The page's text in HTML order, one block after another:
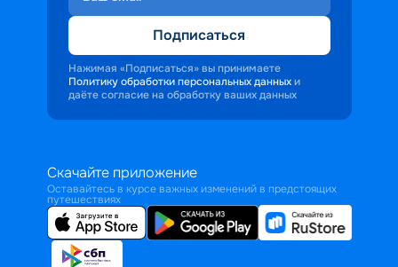
Подписаться
Нажимая «Подписаться» вы принимаете
Политику обработки персональных данных и
даёте согласие на обработку ваших данных
Скачайте приложение
Оставайтесь в курсе важных изменений в предстоящих
путешествиях